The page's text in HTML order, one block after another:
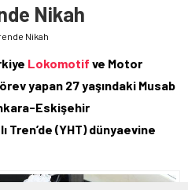
Nikah
Nikah
Lokomotif ve Motor
yapan 27 yaşındaki Musab
Eskişehir
Tren’de (YHT) dünyaevine